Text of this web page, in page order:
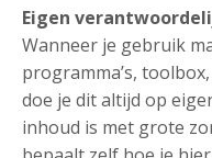
Eigen
Wanneer je gebruik
programma’s, toolbox,
doe je dit altijd op
inhoud is met grote